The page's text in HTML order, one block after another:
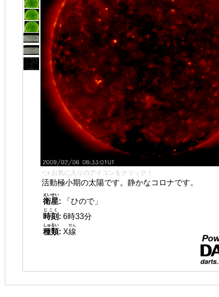
👈 お気に入りのアイコンをクリック！
活動極小期の太陽です。静かなコロナです。
衛星
えいせい
:
「ひので」
時刻
じこく
: 6時33分
種類
しゅるい
: X線
せん